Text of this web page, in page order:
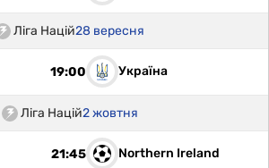
Ліга Націй28 вересня
19:00 Україна
Ліга Націй2 жовтня
21:45 Northern Ireland